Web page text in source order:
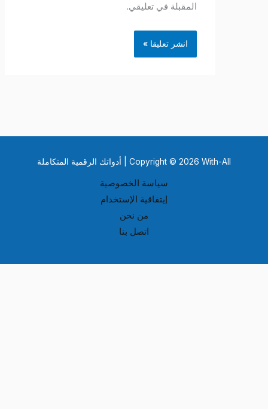
المقبلة في تعليقي.
Copyright © 2026 With-All | أدواتك الرقمية المتكاملة
سياسة الخصوصية
إيتفاقية الإستخدام
من نحن
اتصل بنا